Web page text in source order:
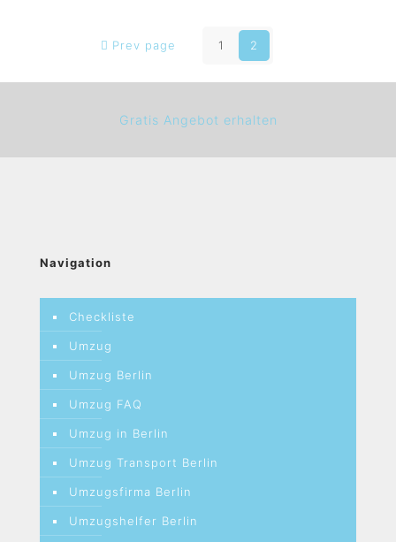
Prev page 1 2
Gratis Angebot erhalten
Navigation
Checkliste
Umzug
Umzug Berlin
Umzug FAQ
Umzug in Berlin
Umzug Transport Berlin
Umzugsfirma Berlin
Umzugshelfer Berlin